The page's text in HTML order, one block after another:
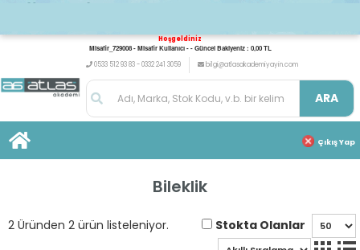
Hoşgeldiniz
Misafir_729008 - Misafir Kullanıcı - - Güncel Bakiyeniz : 0,00 TL
0533 512 93 83 - 0332 241 3059
bilgi@atlasakademiyayin.com
ARA
Çıkış Yap
Bileklik
2 Üründen 2 ürün listeleniyor. Stokta Olanlar